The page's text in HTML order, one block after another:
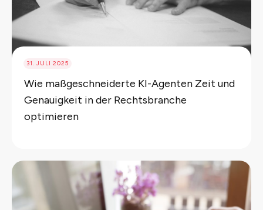
31. JULI 2025
Wie maßgeschneiderte KI-Agenten Zeit und
Genauigkeit in der Rechtsbranche
optimieren